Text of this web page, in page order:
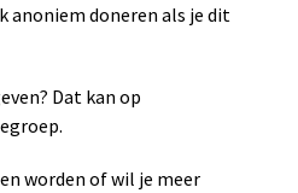
anoniem doneren als je dit
Dat kan op
worden of wil je meer